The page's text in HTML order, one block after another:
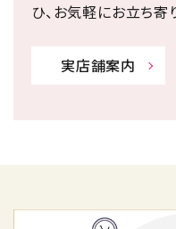
ひ、お気軽にお立ち寄
実店舗案内